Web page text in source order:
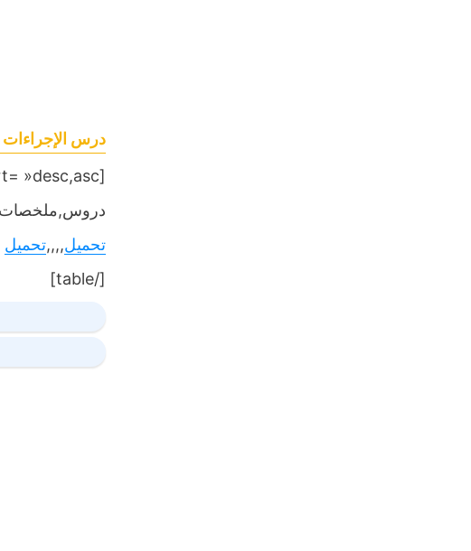
درس الإجراءات
[table sort= »desc,asc »]
تحميل,,,,تحميل
[/table]